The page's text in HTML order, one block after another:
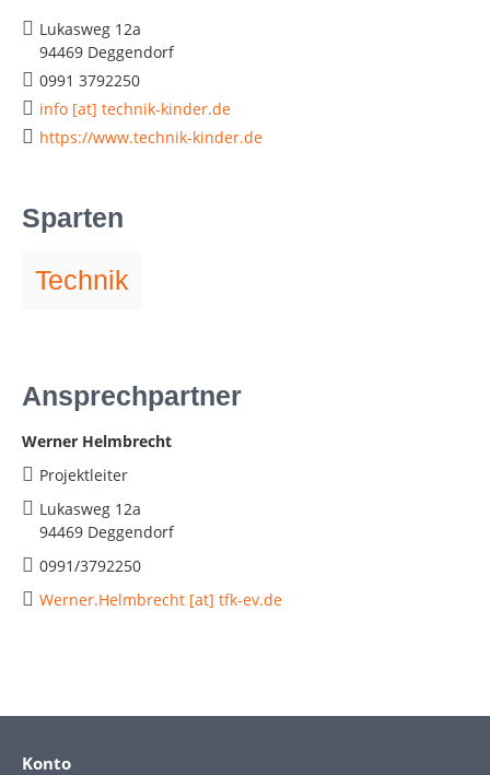
Lukasweg 12a
94469 Deggendorf
0991 3792250
info [at] technik-kinder.de
https://www.technik-kinder.de
Sparten
Technik
Ansprechpartner
Werner Helmbrecht
Projektleiter
Lukasweg 12a
94469 Deggendorf
0991/3792250
Werner.Helmbrecht [at] tfk-ev.de
Konto